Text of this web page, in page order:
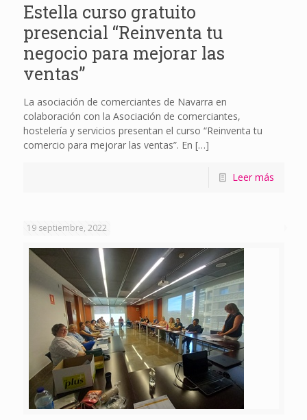
Estella curso gratuito
presencial “Reinventa tu
negocio para mejorar las
ventas”
La asociación de comerciantes de Navarra en
colaboración con la Asociación de comerciantes,
hostelería y servicios presentan el curso “Reinventa tu
comercio para mejorar las ventas”. En […]
Leer más
19 septiembre, 2022